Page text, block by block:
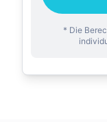
* Die